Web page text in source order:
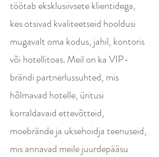
töötab eksklusiivsete klientidega,
kes otsivad kvaliteetseid hooldusi
mugavalt oma kodus, jahil, kontoris
või hotellitoas. Meil on ka VIP-
brändi partnerlussuhted, mis
hõlmavad hotelle, üritusi
korraldavaid ettevõtteid,
moebrände ja uksehoidja teenuseid,
mis annavad meile juurdepääsu